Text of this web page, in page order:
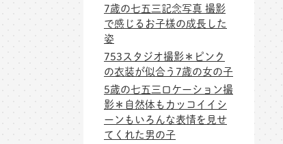
7歳の七五三記念写真 撮影
で感じるお子様の成長した
姿
753スタジオ撮影＊ピンク
の衣装が似合う7歳の女の子
5歳の七五三ロケーション撮
影＊自然体もカッコイイシ
ーンもいろんな表情を見せ
てくれた男の子